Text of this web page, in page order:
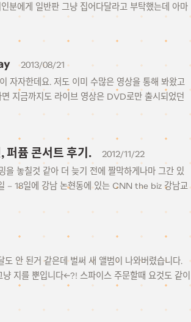
분에게 일반판 그냥 집어다달라고 부탁했는데 아마
2013/08/21
자자한데요. 저도 이미 수많은 영상을 통해 봐왔고
지금까지도 라이브 영상은 DVD로만 출시되었던
퓸 콘서트 후기.
2012/11/22
을 놓칠것 같아 더 늦기 전에 짤막하게나마 그간 있
– 18일에 강남 논현동에 있는 CNN the biz 강남교
안 된거 같은데 벌써 새 앨범이 나와버렸습니다.
지를 뿐입니다<-?! 스파이스 주문할때 요것도 같이